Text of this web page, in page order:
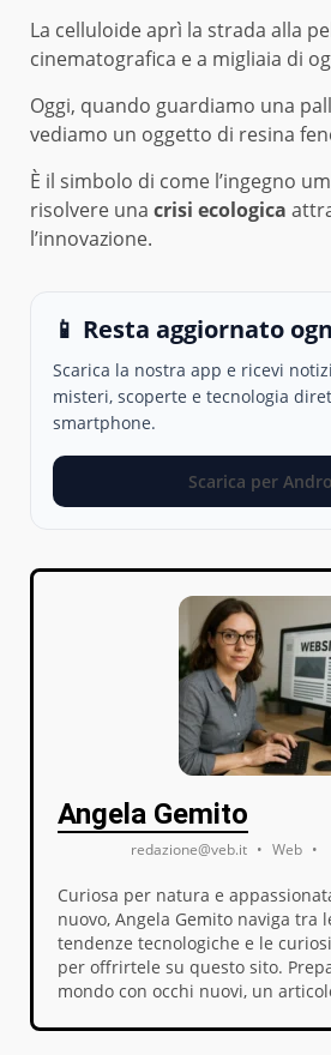
La celluloide aprì la strada alla
cinematografica e a migliaia di
Oggi, quando guardiamo una
vediamo un oggetto di resina
È il simbolo di come l’ingegno
risolvere una crisi ecologica
l’innovazione.
📱 Resta aggiornato
Scarica la nostra app e ricevi
misteri, scoperte e tecnologia
smartphone.
Scarica per
Angela Gemito
redazione@veb.it • Web •
Curiosa per natura e
nuovo, Angela Gemito naviga tra
tendenze tecnologiche e le
per offrirtele su questo sito.
mondo con occhi nuovi, un